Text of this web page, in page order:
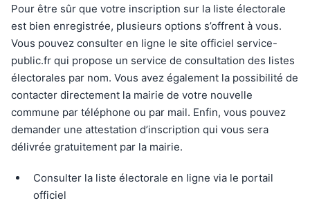
Pour être sûr que votre inscription sur la liste électorale
est bien enregistrée, plusieurs options s’offrent à vous.
Vous pouvez consulter en ligne le site officiel service-
public.fr qui propose un service de consultation des listes
électorales par nom. Vous avez également la possibilité de
contacter directement la mairie de votre nouvelle
commune par téléphone ou par mail. Enfin, vous pouvez
demander une attestation d’inscription qui vous sera
délivrée gratuitement par la mairie.
Consulter la liste électorale en ligne via le portail
officiel